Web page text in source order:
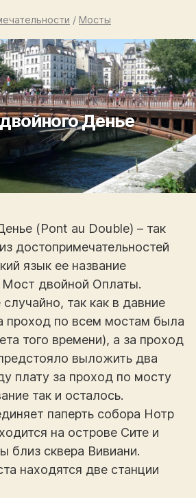
/ Мосты
Денье
(Pont au Double) – так
достопримечательностей
язык ее название
Мост двойной Оплаты.
так как в давние
проход по всем мостам была
того времени), а за проход
выложить два
плату за проход по мосту
так и осталось.
паперть собора Нотр
на острове Сите и
близ сквера Вивиани.
находятся две станции